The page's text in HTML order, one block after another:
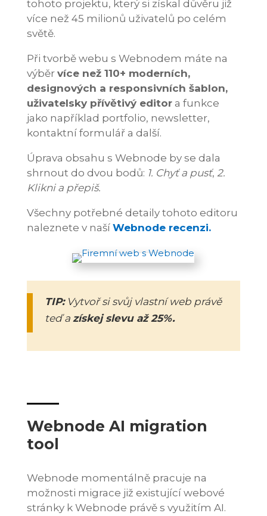
tohoto projektu, který si získal důvěru již
více než 45 milionů uživatelů po celém
světě.
Při tvorbě webu s Webnodem máte na
výběr více než 110+ moderních,
designových a responsivních šablon,
uživatelsky přívětivý editora funkce
jako například portfolio, newsletter,
kontaktní formulář a další.
Úprava obsahu s Webnode by se dala
shrnout do dvou bodů: 1. Chyť a pusť, 2.
Klikni a přepiš.
Všechny potřebné detaily tohoto editoru
naleznete v naší Webnode recenzi.
TIP:Vytvoř si svůj vlastní web právě
teď a získej slevu až 25%.
Webnode AI migration
tool
Webnode momentálně pracuje na
možnosti migrace již existující webové
stránky k Webnode právě s využitím AI.